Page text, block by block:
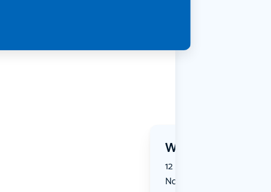
Wanneer?
12 November 2026 | 17:30
November 2026 | 20:30